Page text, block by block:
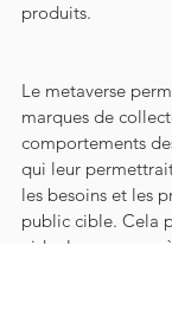
produits.
Le metaverse
marques de
comportements
qui leur
les besoins et les
public cible. Cela
aider les marques